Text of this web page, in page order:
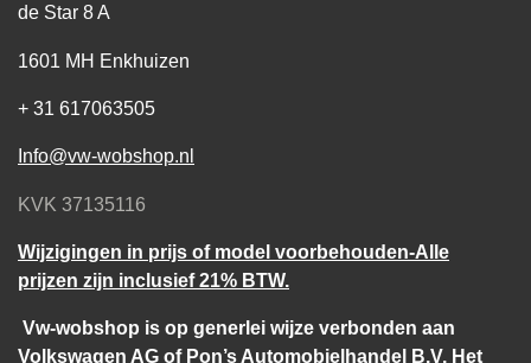
de Star 8 A
1601 MH Enkhuizen
+ 31 617063505
Info@vw-wobshop.nl
KVK 37135116
Wijzigingen in prijs of model voorbehouden-Alle
prijzen zijn inclusief 21% BTW.
Vw-wobshop is op generlei wijze verbonden aan
Volkswagen AG of Pon’s Automobielhandel B.V. Het